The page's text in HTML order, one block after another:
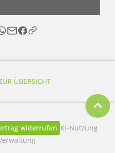
widerrufen KI‑Nutzung
ÜBERSICHT